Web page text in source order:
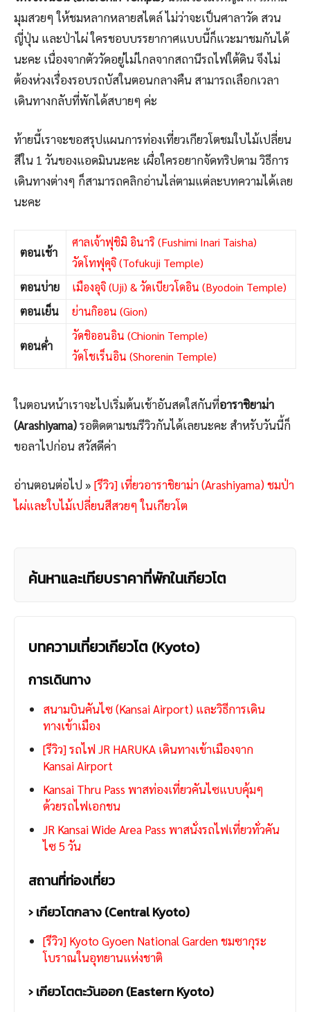
มุมสวยๆ ให้ชมหลากหลายสไตล์ ไม่ว่าจะเป็นศาลาวัด สวน
ญี่ปุ่น และป่าไผ่ ใครชอบบรรยากาศแบบนี้ก็แวะมาชมกันได้
นะคะ เนื่องจากตัววัดอยู่ไม่ไกลจากสถานีรถไฟใต้ดิน จึงไม่
ต้องห่วงเรื่องรอบรถบัสในตอนกลางคืน สามารถเลือกเวลา
เดินทางกลับที่พักได้สบายๆ ค่ะ
ท้ายนี้เราจะขอสรุปแผนการท่องเที่ยวเกียวโตชมใบไม้เปลี่ยน
สีใน 1 วันของแอดมินนะคะ เผื่อใครอยากจัดทริปตาม วิธีการ
เดินทางต่างๆ ก็สามารถคลิกอ่านไล่ตามแต่ละบทความได้เลย
นะคะ
ตอนเช้า
ศาลเจ้าฟุชิมิ อินาริ (Fushimi Inari Taisha)
วัดโทฟุคุจิ (Tofukuji Temple)
ตอนบ่าย
เมืองอุจิ (Uji) & วัดเบียวโดอิน (Byodoin Temple)
ตอนเย็น
ย่านกิออน (Gion)
ตอนค่ำ
วัดชิออนอิน (Chionin Temple)
วัดโชเร็นอิน (Shorenin Temple)
ในตอนหน้าเราจะไปเริ่มต้นเช้าอันสดใสกันที่อาราชิยาม่า
(Arashiyama)รอติดตามชมรีวิวกันได้เลยนะคะ สำหรับวันนี้ก็
ขอลาไปก่อน สวัสดีค่า
อ่านตอนต่อไป » [รีวิว] เที่ยวอาราชิยาม่า (Arashiyama) ชมป่า
ไผ่และใบไม้เปลี่ยนสีสวยๆ ในเกียวโต
ค้นหาและเทียบราคาที่พักในเกียวโต
บทความเที่ยวเกียวโต (Kyoto)
การเดินทาง
สนามบินคันไซ (Kansai Airport) และวิธีการเดิน
ทางเข้าเมือง
[รีวิว] รถไฟ JR HARUKA เดินทางเข้าเมืองจาก
Kansai Airport
Kansai Thru Pass พาสท่องเที่ยวคันไซแบบคุ้มๆ
ด้วยรถไฟเอกชน
JR Kansai Wide Area Pass พาสนั่งรถไฟเที่ยวทั่วคัน
ไซ 5 วัน
สถานที่ท่องเที่ยว
› เกียวโตกลาง (Central Kyoto)
[รีวิว] Kyoto Gyoen National Garden ชมซากุระ
โบราณในอุทยานแห่งชาติ
› เกียวโตตะวันออก (Eastern Kyoto)